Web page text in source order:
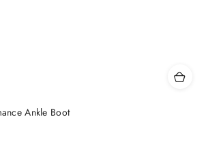
Ankle Boot